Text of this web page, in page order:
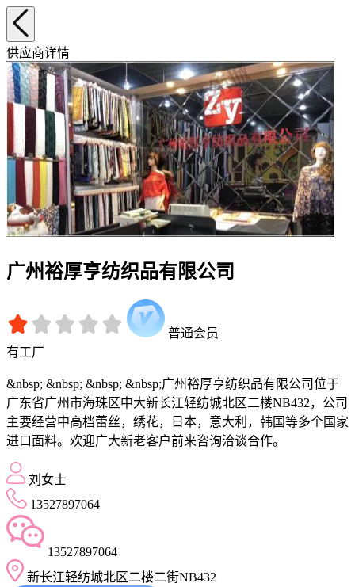
供应商详情
广州裕厚亨纺织品有限公司
普通会员
有工厂
&nbsp; &nbsp; &nbsp; &nbsp;广州裕厚亨纺织品有限公司位于
广东省广州市海珠区中大新长江轻纺城北区二楼NB432，公司
主要经营中高档蕾丝，绣花，日本，意大利，韩国等多个国家
进口面料。欢迎广大新老客户前来咨询洽谈合作。
刘女士
13527897064
13527897064
新长江轻纺城北区二楼二街NB432